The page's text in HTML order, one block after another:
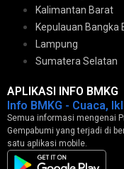
Kalimantan Barat
Kepulauan Bangka
Lampung
Sumatera Selatan
APLIKASI INFO BMKG
Info BMKG - Cuaca,
Semua informasi mengenai
Gempabumi yang terjadi di
satu aplikasi mobile.